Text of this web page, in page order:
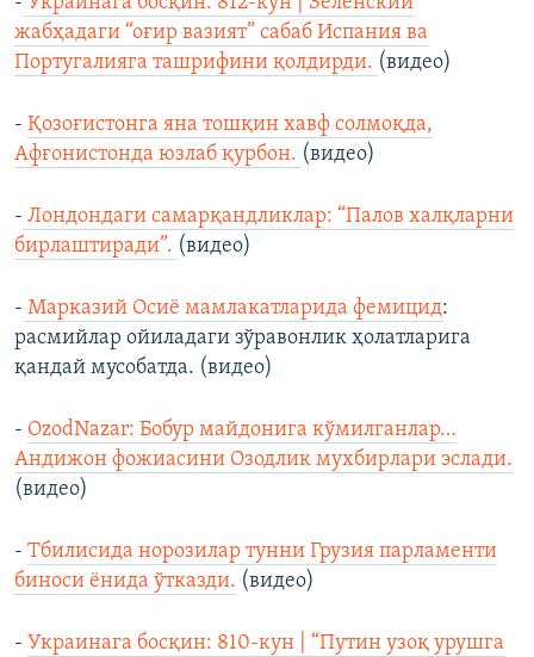
жабҳадаги “оғир вазият” сабаб Испания ва
Португалияга ташрифини қолдирди. (видео)
- Қозоғистонга яна тошқин хавф солмоқда,
Афғонистонда юзлаб қурбон. (видео)
- Лондондаги самарқандликлар: “Палов халқларни
бирлаштиради”. (видео)
- Марказий Осиё мамлакатларида фемицид:
расмийлар ойиладаги зўравонлик ҳолатларига
қандай мусобатда. (видео)
- OzodNazar: Бобур майдонига кўмилганлар…
Андижон фожиасини Озодлик мухбирлари эслади.
(видео)
- Тбилисида норозилар тунни Грузия парламенти
биноси ёнида ўтказди. (видео)
- Украинага босқин: 810-кун | “Путин узоқ урушга